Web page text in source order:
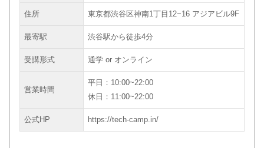
住所 東京都渋谷区神南1丁目12−16 アジアビル9F
最寄駅 渋谷駅から徒歩4分
受講形式 通学 or オンライン
営業時間
平日：10:00~22:00
休日：11:00~22:00
公式HP https://tech-camp.in/